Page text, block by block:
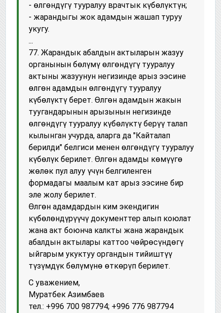
- өлгөндүгү тууралуу врачтык күбөлүктүн;
- жарандыгы жок адамдын жашап туруу
укугу.
...
77. Жарандык абалдын актыларын жазуу
органынын бөлүмү өлгөндүгү тууралуу
актыны жазуунун негизинде арыз ээсине
өлгөн адамдын өлгөндүгү тууралуу
күбөлүктү берет. Өлгөн адамдын жакын
туугандарынын арызынын негизинде
өлгөндүгү тууралуу күбөлүктү берүү талап
кылынган учурда, аларга да "Кайталап
берилди" белгиси менен өлгөндүгү тууралуу
күбөлүк берилет. Өлгөн адамды көмүүгө
жөлөк пул алуу үчүн белгиленген
формадагы маалым кат арыз ээсине бир
эле жолу берилет.
Өлгөн адамдардын ким экендигин
күбөлөндүрүүчү документтер алып коюлат
жана акт боюнча калкты жана жарандык
абалдын актылары каттоо чөйрөсүндөгү
ыйгарым укуктуу органдын тийиштүү
түзүмдүк бөлүмүнө өткөрүп берилет.
С уважением,
Муратбек Азимбаев
тел.: +996 700 987794; +996 776 987794